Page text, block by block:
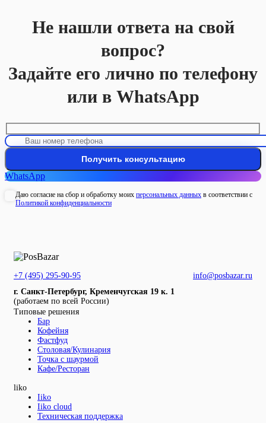
Не нашли ответа на свой
вопрос?
Задайте его лично по телефону
или в WhatsApp
WhatsApp
Даю согласие на сбор и обработку моих персональных данных в соответствии с
Политикой конфиденциальности
+7 (495) 295-90-95
info@posbazar.ru
г. Санкт-Петербург, Кременчугская 19 к. 1
(работаем по всей России)
Типовые решения
Бар
Кофейня
Фастфуд
Столовая/Кулинария
Точка с шаурмой
Кафе/Ресторан
liko
Iiko
Iiko cloud
Техническая поддержка